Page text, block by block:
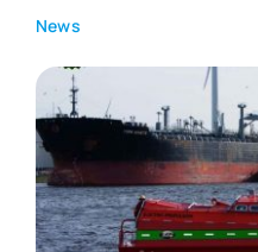
News